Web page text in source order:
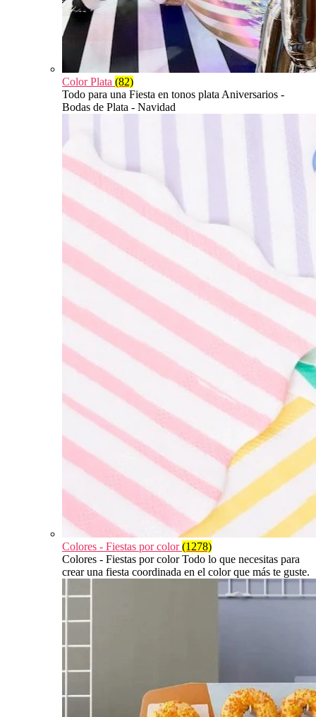
Color Plata (82)
Todo para una Fiesta en tonos plata Aniversarios -
Bodas de Plata - Navidad
Colores - Fiestas por color(1278)
Colores - Fiestas por color Todo lo que necesitas para
crear una fiesta coordinada en el color que más te guste.